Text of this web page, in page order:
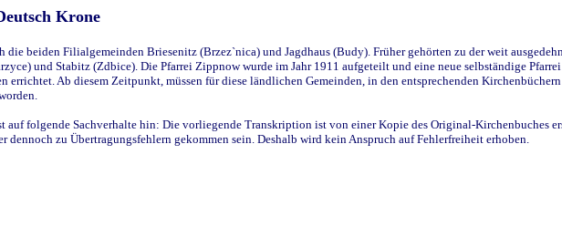
Krone
beiden Filialgemeinden Briesenitz (Brzez`nica) und Jagdhaus (Budy). Früher gehörten zu der weit
und Stabitz (Zdbice). Die Pfarrei Zippnow wurde im Jahr 1911 aufgeteilt und eine neue selbständige
Ab diesem Zeitpunkt, müssen für diese ländlichen Gemeinden, in den entsprechenden
auf folgende Sachverhalte hin: Die vorliegende Transkription ist von einer Kopie des Original-Kirchenbuches
zu Übertragungsfehlern gekommen sein. Deshalb wird kein Anspruch auf Fehlerfreiheit erhoben.